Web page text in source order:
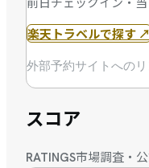
楽天トラベルで探す
外部予約サイトへの
スコア
RATINGS市場調査・